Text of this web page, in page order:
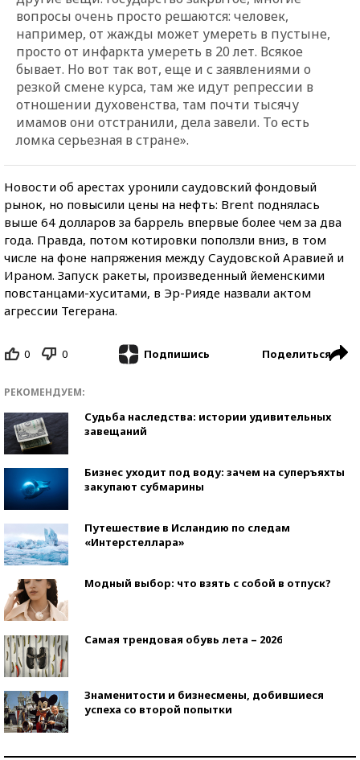
вопросы очень просто решаются: человек,
например, от жажды может умереть в пустыне,
просто от инфаркта умереть в 20 лет. Всякое
бывает. Но вот так вот, еще и с заявлениями о
резкой смене курса, там же идут репрессии в
отношении духовенства, там почти тысячу
имамов они отстранили, дела завели. То есть
ломка серьезная в стране».
Новости об арестах уронили саудовский фондовый
рынок, но повысили цены на нефть: Brent поднялась
выше 64 долларов за баррель впервые более чем за два
года. Правда, потом котировки поползли вниз, в том
числе на фоне напряжения между Саудовской Аравией и
Ираном. Запуск ракеты, произведенный йеменскими
повстанцами-хуситами, в Эр-Рияде назвали актом
агрессии Тегерана.
0 0 Подпишись Поделиться
РЕКОМЕНДУЕМ:
Судьба наследства: истории удивительных
завещаний
Бизнес уходит под воду: зачем на суперъяхты
закупают субмарины
Путешествие в Исландию по следам
«Интерстеллара»
Модный выбор: что взять с собой в отпуск?
Самая трендовая обувь лета – 2026
Знаменитости и бизнесмены, добившиеся
успеха со второй попытки